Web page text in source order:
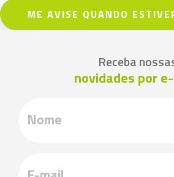
ME AVISE QUANDO
Receba
novidades por